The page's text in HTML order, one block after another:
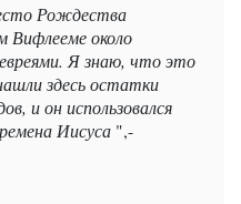
Рождества
Вифлееме около
Я знаю, что это
здесь остатки
и он использовался
Иисуса ",-